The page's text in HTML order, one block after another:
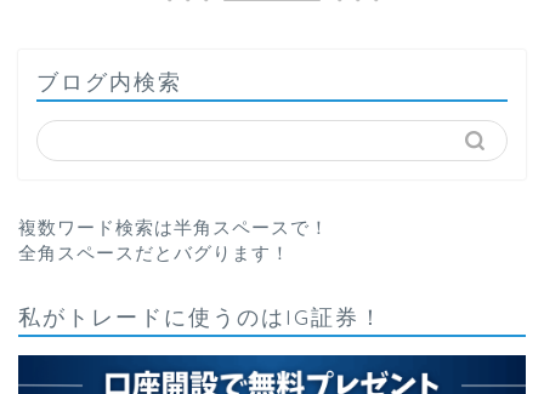
ブログ内検索
複数ワード検索は半角スペースで！
全角スペースだとバグります！
私がトレードに使うのはIG証券！